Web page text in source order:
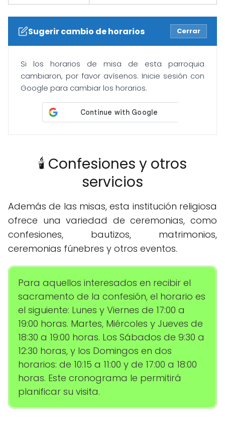
Sugerir cambio de horarios Cerrar
Si los horarios de misa de esta parroquia
cambiaron, por favor avísenos. Inicie sesión con
Google para cambiar los horarios.
🕯️ Confesiones y otros
servicios
Además de las misas, esta institución religiosa
ofrece una variedad de ceremonias, como
confesiones, bautizos, matrimonios,
ceremonias fúnebres y otros eventos.
Para aquellos interesados en recibir el
sacramento de la confesión, el horario es
el siguiente: Lunes y Viernes de 17:00 a
19:00 horas. Martes, Miércoles y Jueves de
18:30 a 19:00 horas. Los Sábados de 9:30 a
12:30 horas, y los Domingos en dos
horarios: de 10:15 a 11:00 y de 17:00 a 18:00
horas. Este cronograma le permitirá
planificar su visita.